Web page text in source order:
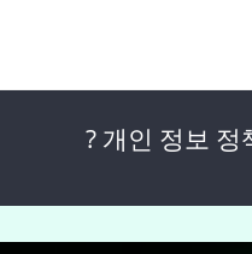
? 개인 정보 정